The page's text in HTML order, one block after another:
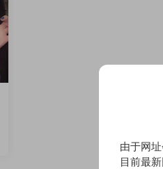
由于网
目前最